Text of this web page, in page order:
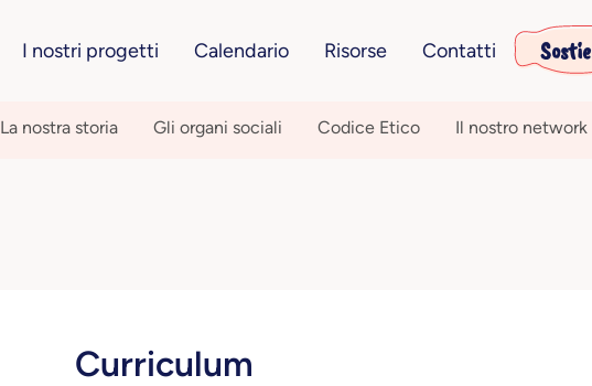
I nostri progetti Calendario Risorse Contatti
La nostra storia Gli organi sociali Codice Etico Il nostro network
Curriculum